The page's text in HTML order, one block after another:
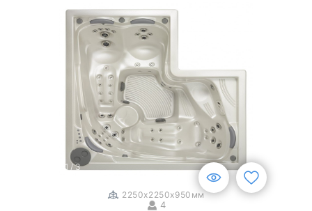
1 /3
2250x2250x950мм
4